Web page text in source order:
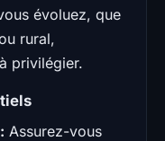
évoluez, que
rural,
privilégier.
Assurez-vous